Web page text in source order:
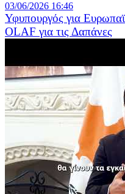
03/06/2026 16:46
Υφυπουργός για
OLAF για τις Δαπάνες